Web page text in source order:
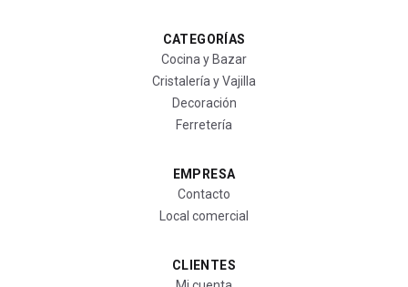
CATEGORÍAS
Cocina y Bazar
Cristalería y Vajilla
Decoración
Ferretería
EMPRESA
Contacto
Local comercial
CLIENTES